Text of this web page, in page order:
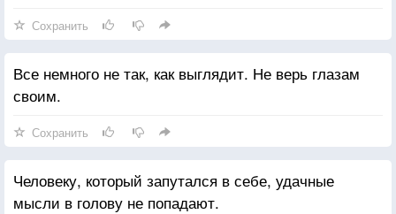
Сохранить
Все немного не так, как выглядит. Не верь глазам
своим.
Сохранить
Человеку, который запутался в себе, удачные
мысли в голову не попадают.